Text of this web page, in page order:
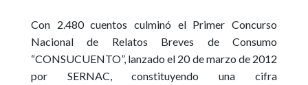
Con 2.480 cuentos culminó el Primer Concurso
Nacional de Relatos Breves de Consumo
“CONSUCUENTO”, lanzado el 20 de marzo de 2012
por SERNAC, constituyendo una cifra